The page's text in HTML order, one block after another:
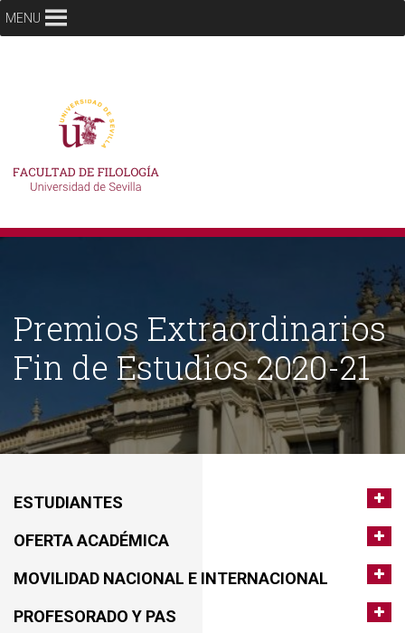
MENU
Premios Extraordinarios
Fin de Estudios 2020-21
ESTUDIANTES
OFERTA ACADÉMICA
MOVILIDAD NACIONAL E INTERNACIONAL
PROFESORADO Y PAS